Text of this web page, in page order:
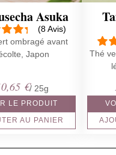
Asuka
(8 Avis)
ombragé avant
Japon
€/ 25g
LE PRODUIT
AU PANIER
Thé